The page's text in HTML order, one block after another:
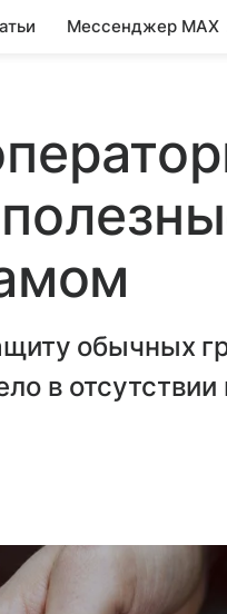
Мессенджер MAX
обычных
в